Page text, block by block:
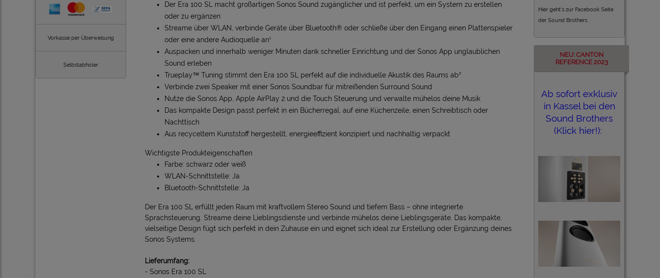
Vorkasse per Überweisung
Selbstabholer
Der Era 100 SL macht großartigen Sonos Sound zugänglicher und ist perfekt, um ein System zu erstellen
oder zu ergänzen
Streame über WLAN, verbinde Geräte über Bluetooth® oder schließe über den Eingang einen Plattenspieler
oder eine andere Audioquelle an¹
Auspacken und innerhalb weniger Minuten dank schneller Einrichtung und der Sonos App unglaublichen
Sound erleben
Trueplay™ Tuning stimmt den Era 100 SL perfekt auf die individuelle Akustik des Raums ab²
Verbinde zwei Speaker mit einer Sonos Soundbar für mitreißenden Surround Sound
Nutze die Sonos App, Apple AirPlay 2 und die Touch Steuerung und verwalte mühelos deine Musik
Das kompakte Design passt perfekt in ein Bücherregal, auf eine Küchenzeile, einen Schreibtisch oder
Nachttisch
Aus recyceltem Kunststoff hergestellt, energieeffizient konzipiert und nachhaltig verpackt
Wichtigste Produkteigenschaften
Farbe: schwarz oder weiß
WLAN-Schnittstelle: Ja
Bluetooth-Schnittstelle: Ja
Der Era 100 SL erfüllt jeden Raum mit kraftvollem Stereo Sound und tiefem Bass – ohne integrierte
Sprachsteuerung. Streame deine Lieblingsdienste und verbinde mühelos deine Lieblingsgeräte. Das kompakte,
vielseitige Design fügt sich perfekt in dein Zuhause ein und eignet sich ideal zur Erstellung oder Ergänzung deines
Sonos Systems.
Lieferumfang:
- Sonos Era 100 SL
Hier geht's zur Facebook Seite
der Sound Brothers
NEU: CANTON
REFERENCE 2023
Ab sofort exklusiv
in Kassel bei den
Sound Brothers
(Klick hier!):